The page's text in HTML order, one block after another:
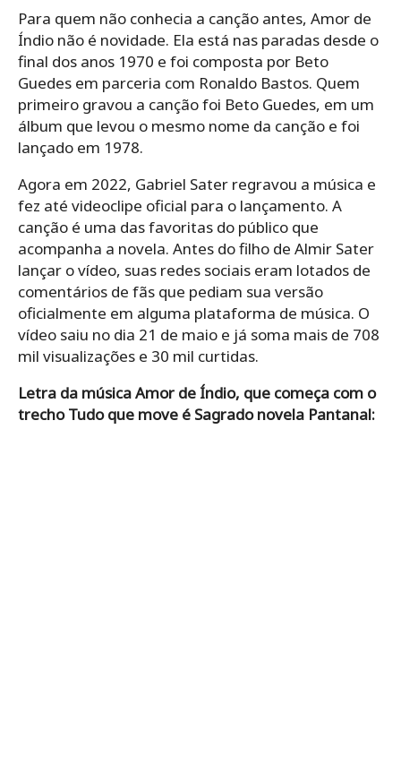
Para quem não conhecia a canção antes, Amor de
Índio não é novidade. Ela está nas paradas desde o
final dos anos 1970 e foi composta por Beto
Guedes em parceria com Ronaldo Bastos. Quem
primeiro gravou a canção foi Beto Guedes, em um
álbum que levou o mesmo nome da canção e foi
lançado em 1978.
Agora em 2022, Gabriel Sater regravou a música e
fez até videoclipe oficial para o lançamento. A
canção é uma das favoritas do público que
acompanha a novela. Antes do filho de Almir Sater
lançar o vídeo, suas redes sociais eram lotados de
comentários de fãs que pediam sua versão
oficialmente em alguma plataforma de música. O
vídeo saiu no dia 21 de maio e já soma mais de 708
mil visualizações e 30 mil curtidas.
Letra da música Amor de Índio, que começa com o
trecho Tudo que move é Sagrado novela Pantanal: